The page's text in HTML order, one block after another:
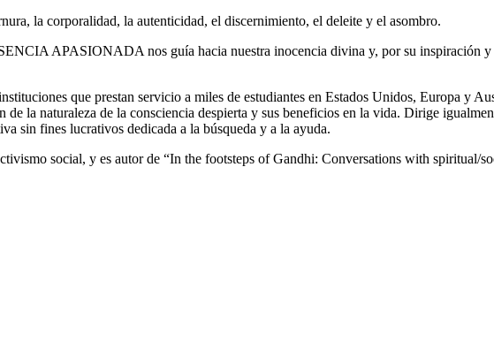
la corporalidad, la autenticidad, el discernimiento, el deleite y el asombro.
APASIONADA nos guía hacia nuestra inocencia divina y, por su inspiración
que prestan servicio a miles de estudiantes en Estados Unidos, Europa y
la naturaleza de la consciencia despierta y sus beneficios en la vida. Dirige
sin fines lucrativos dedicada a la búsqueda y a la ayuda.
social, y es autor de “In the footsteps of Gandhi: Conversations with spiritual/